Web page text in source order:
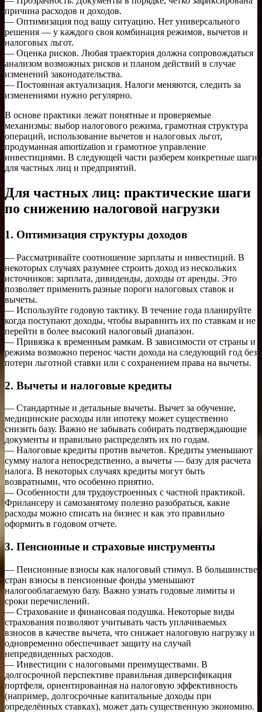
причина расходов и доходов.
— Оптимизация под вашу ситуацию. Нет универсального
решения — у каждого своя комбинация режимов, вычетов и
налоговых льгот.
— Оценка рисков. Любая траектория должна сопровождаться
анализом возможных рисков и планом действий в случае
изменений законодательства.
— Постоянная актуализация. Налоги меняются, следить за
изменениями нужно регулярно.
В основе практики лежат понятные и проверяемые
механизмы: выбор налогового режима, грамотная структура
операций, использование вычетов и налоговых льгот,
продуманная amortization и грамотное управление
инвестициями. В следующей части разберем конкретные шаги
для частных лиц и предприятий.
Для частных лиц: практические шаги
по снижению налоговой нагрузки
1. Оптимизация структуры доходов
— Рассматривайте соотношение зарплаты и инвестиций. В
некоторых случаях разумнее строить доход из нескольких
источников: зарплата, дивиденды, доходы от аренды. Это
позволяет применить разные пороги налоговых ставок и
вычеты.
— Используйте годовую тактику. В течение года планируйте
когда поступают доходы, чтобы выравнить их по ставкам и не
перейти в более высокий налоговый диапазон.
— Привязка к временным рамкам. В зависимости от страны и
режима возможно перенос части дохода на следующий год без
потери льготной ставки или с сохранением права на вычеты.
2. Вычеты и налоговые кредиты
— Стандартные и детальные вычеты. Вычет за обучение,
медицинские расходы или ипотеку может существенно
снизить базу. Важно не забывать собирать подтверждающие
документы и правильно распределять их по годам.
— Налоговые кредиты против вычетов. Кредиты уменьшают
сумму налога непосредственно, а вычеты — базу для расчета
налога. В некоторых случаях кредиты могут быть
возвратными, что особенно приятно.
— Особенности для трудоустроенных с частной практикой.
Фрилансеру и самозанятому полезно разобраться, какие
расходы можно списать на бизнес и как это правильно
оформить в годовом отчете.
3. Пенсионные и страховые инструменты
— Пенсионные взносы как налоговый стимул. В большинстве
стран взносы в пенсионные фонды уменьшают
налогооблагаемую базу. Важно узнать годовые лимиты и
сроки перечислений.
— Страхование и финансовая подушка. Некоторые виды
страхования позволяют учитывать часть уплачиваемых
взносов в качестве вычета, что снижает налоговую нагрузку и
одновременно обеспечивает защиту на случай
непредвиденных расходов.
— Инвестиции с налоговыми преимуществами. В
долгосрочной перспективе правильная диверсификация
портфеля, ориентированная на налоговую эффективность
(например, долгосрочные капитальные доходы при
определённых ставках), может дать существенную экономию.